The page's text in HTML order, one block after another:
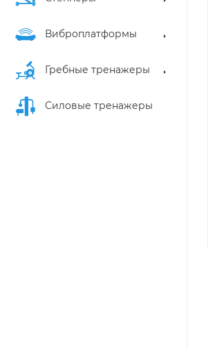
Виброплатформы
Гребные тренажеры
Силовые тренажеры